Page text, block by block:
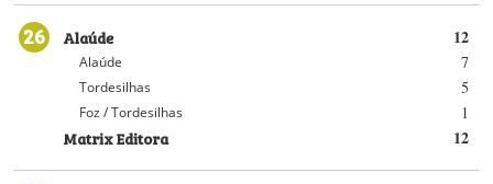
26 12
Alaúde
7
Alaúde
5
Tordesilhas
1
Foz / Tordesilhas
12
Matrix Editora